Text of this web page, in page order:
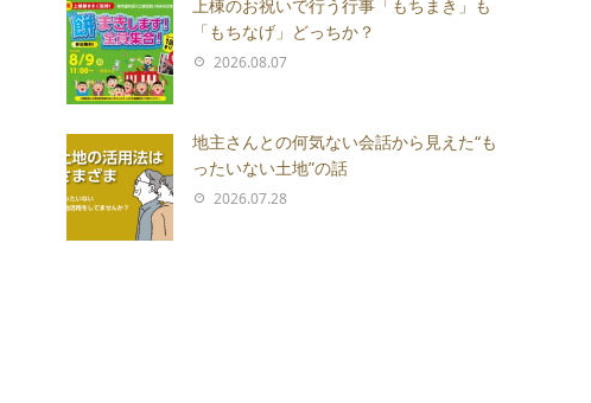
上棟のお祝いで行う行事「もちまき」も
「もちなげ」どっちか？
2026.08.07
地主さんとの何気ない会話から見えた“も
ったいない土地”の話
2026.07.28